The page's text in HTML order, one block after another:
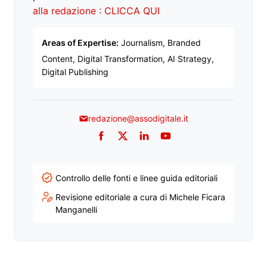
alla redazione : CLICCA QUI
Areas of Expertise: Journalism, Branded
Content, Digital Transformation, AI Strategy,
Digital Publishing
redazione@assodigitale.it
Facebook
TwitterLinkedInYouTube
Controllo delle fonti e linee guida editoriali
Revisione editoriale a cura di Michele Ficara
Manganelli